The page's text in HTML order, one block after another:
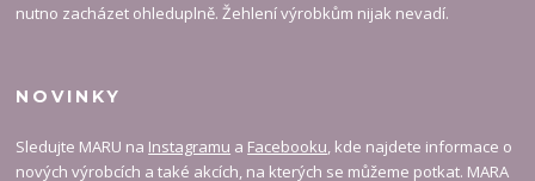
nutno zacházet ohleduplně. Žehlení výrobkům nijak nevadí.
NOVINKY
Sledujte MARU na Instagramu a Facebooku, kde najdete informace o
nových výrobcích a také akcích, na kterých se můžeme potkat. MARA